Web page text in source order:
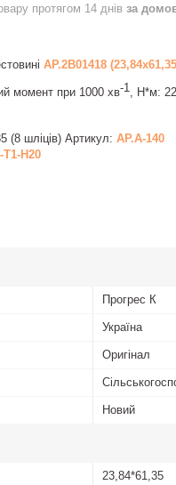
протягом 14 днів за
АР.2В01418
момент при 1000 хв-1 , Н*м:
(8 шліців) Артикул: AP.A-140
T1-Н20
Прогрес К
Україна
Оригінал
Новий
23,84*61,35